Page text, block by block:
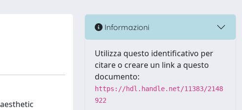
Informazioni
Utilizza questo identificativo per
citare o creare un link a questo
documento:
https://hdl.handle.net/11383/2148
922